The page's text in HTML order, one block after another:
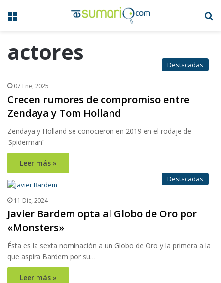
Menú
actores Destacadas
07 Ene, 2025
Crecen rumores de compromiso entre
Zendaya y Tom Holland
Zendaya y Holland se conocieron en 2019 en el rodaje de
‘Spiderman’
Leer más »
Destacadas
11 Dic, 2024
Javier Bardem opta al Globo de Oro por
«Monsters»
Ésta es la sexta nominación a un Globo de Oro y la primera a la
que aspira Bardem por su…
Leer más »